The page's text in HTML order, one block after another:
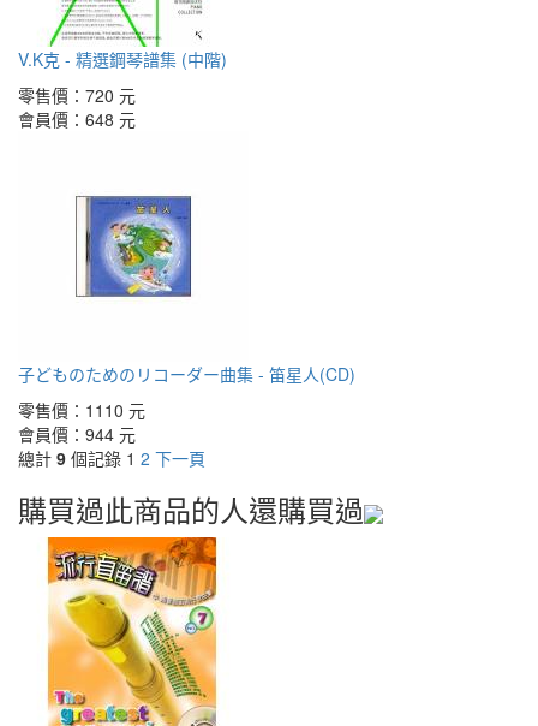
V.K克 - 精選鋼琴譜集 (中階)
零售價： 720 元
會員價： 648 元
子どものためのリコーダー曲集 - 笛星人(CD)
零售價： 1110 元
會員價： 944 元
總計 9 個記錄 1 2 下一頁
購買過此商品的人還購買過